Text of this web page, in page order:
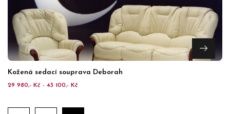
Kožená sedací souprava Deborah
29 980,- Kč - 43 100,- Kč